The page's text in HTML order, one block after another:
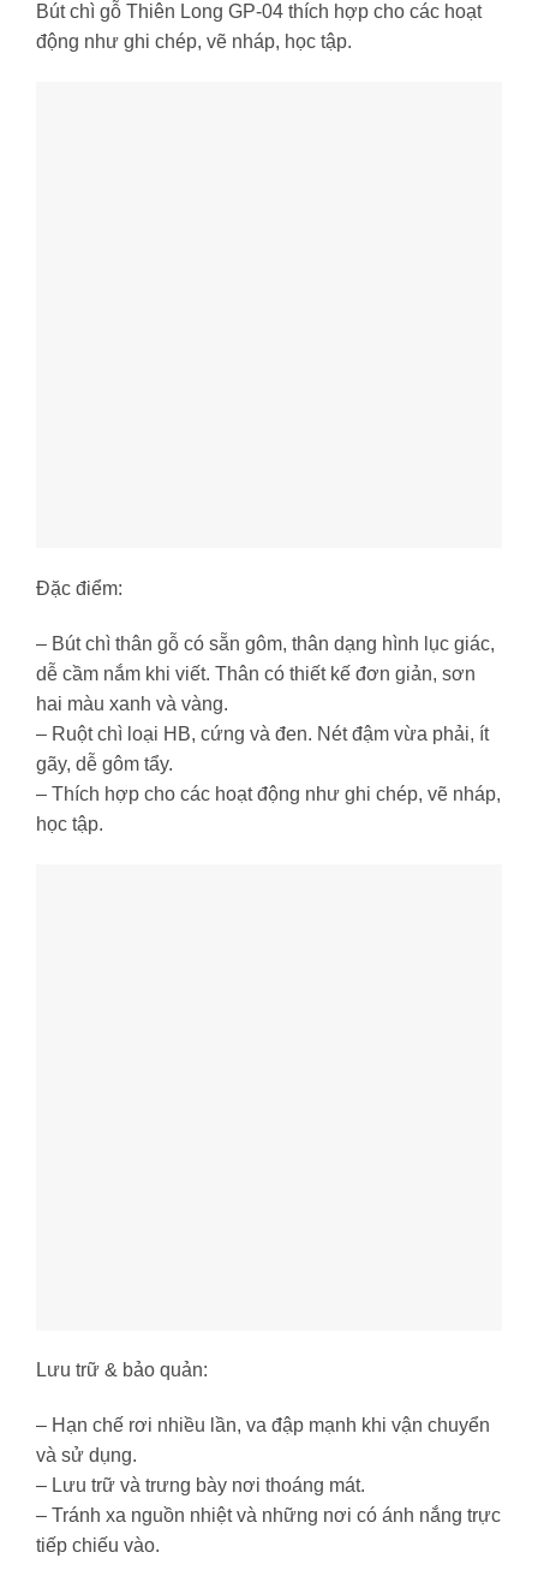
Bút chì gỗ Thiên Long GP-04 thích hợp cho các hoạt
động như ghi chép, vẽ nháp, học tập.
Đặc điểm:
– Bút chì thân gỗ có sẵn gôm, thân dạng hình lục giác,
dễ cầm nắm khi viết. Thân có thiết kế đơn giản, sơn
hai màu xanh và vàng.
– Ruột chì loại HB, cứng và đen. Nét đậm vừa phải, ít
gãy, dễ gôm tẩy.
– Thích hợp cho các hoạt động như ghi chép, vẽ nháp,
học tập.
Lưu trữ & bảo quản:
– Hạn chế rơi nhiều lần, va đập mạnh khi vận chuyển
và sử dụng.
– Lưu trữ và trưng bày nơi thoáng mát.
– Tránh xa nguồn nhiệt và những nơi có ánh nắng trực
tiếp chiếu vào.